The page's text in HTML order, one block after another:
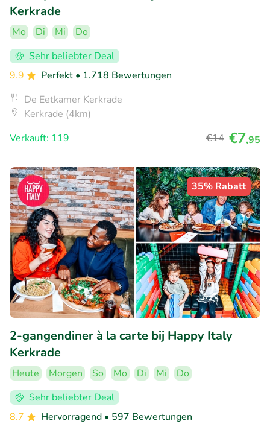
Kerkrade
Mo Di Mi
Do
Sehr beliebter Deal
9.9
Perfekt • 1.718 Bewertungen
De Eetkamer Kerkrade
Kerkrade (4km)
Verkauft: 119
€14 €7,95
35% Rabatt
2-gangendiner à la carte bij Happy Italy
Kerkrade
Heute Morgen So Mo Di Mi
Do
Sehr beliebter Deal
8.7
Hervorragend • 597 Bewertungen